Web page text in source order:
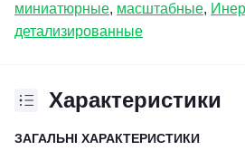
миниатюрные, масштабные,
детализированные
Характеристики
ЗАГАЛЬНІ ХАРАКТЕРИСТИКИ